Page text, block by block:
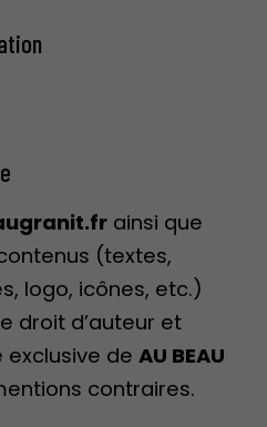
ainsi que
(textes,
logo, icônes, etc.)
droit d’auteur et
de AU BEAU
contraires.